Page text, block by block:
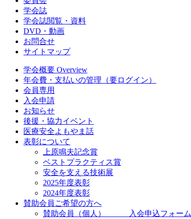
学会誌
学会誌閲覧・資料
DVD・動画
お問合せ
サイトマップ
学会概要 Overview
年会費・支払いの管理（要ログイン）
会員専用
入会申請
お知らせ
後援・協力イベント
医療安全よもやま話
表彰について
上原鳴夫記念賞
ベストプラクティス賞
安全を支える技術展
2025年度表彰
2024年度表彰
賛助会員ご希望の方へ
賛助会員（個人） 入会申込フォーム